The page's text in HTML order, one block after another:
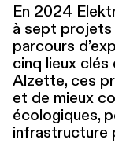
En 2024
à sept projets
parcours
cinq lieux clés
Alzette, ces
et de mieux
écologiques,
infra­struc­ture